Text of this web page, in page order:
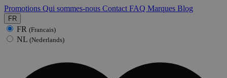
Promotions Qui sommes-nous Contact FAQ Marques Blog
FR
FR (Francais)
NL (Nederlands)